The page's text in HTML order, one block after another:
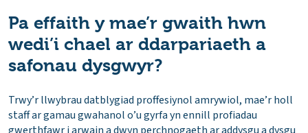
Pa effaith y mae’r gwaith hwn
wedi’i chael ar ddarpariaeth a
safonau dysgwyr?
Trwy’r llwybrau datblygiad proffesiynol amrywiol, mae’r holl
staff ar gamau gwahanol o’u gyrfa yn ennill profiadau